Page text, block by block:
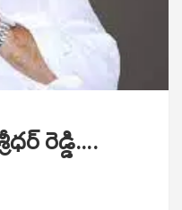
రెడ్డి….